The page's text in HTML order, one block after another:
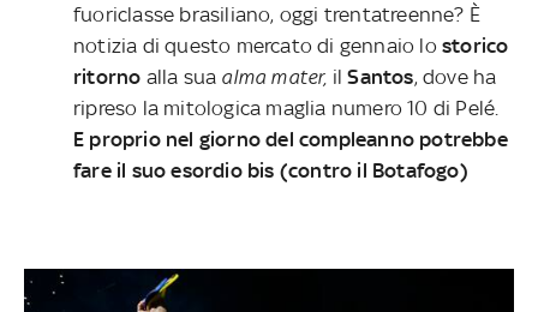
fuoriclasse brasiliano, oggi trentatreenne? È
notizia di questo mercato di gennaio lostorico
ritorno alla sua alma mater, ilSantos, dove ha
ripreso la mitologica maglia numero 10 di Pelé.
E proprio nel giorno del compleanno potrebbe
fare il suo esordio bis (contro il Botafogo)